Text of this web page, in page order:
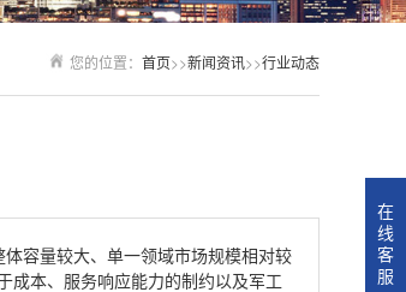
您的位置： 首页>>新闻资讯>>行业动态
容量较大、单一领域市场规模相对较
成本、服务响应能力的制约以及军工
在
线
客
服